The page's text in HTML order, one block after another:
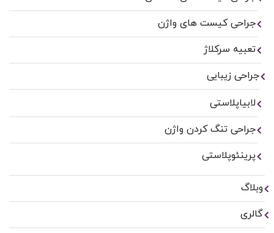
جراحی کیست های واژن
تعبیه سرکلاژ
جراحی زیبایی
لابیاپلاستی
جراحی تنگ کردن واژن
پرینئوپلاستی
وبلاگ
گالری